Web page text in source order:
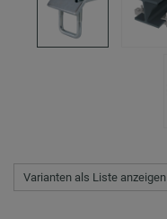
Varianten als Liste anzeigen